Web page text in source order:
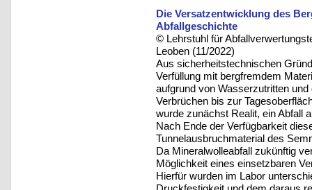
Die Versatzentwicklung des
Abfallgeschichte
© Lehrstuhl für
Leoben (11/2022)
Aus sicherheitstechnischen
Verfüllung mit bergfremdem
aufgrund von Wasserzutritten
Verbrüchen bis zur
wurde zunächst Realit, ein Abfall
Nach Ende der Verfügbarkeit
Tunnelausbruchmaterial des
Da Mineralwolleabfall zukünftig
Möglichkeit eines einsetzbaren
Hierfür wurden im Labor